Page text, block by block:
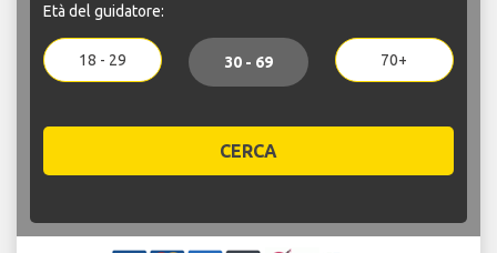
Età del guidatore:
18 - 29 30 - 69 70+
CERCA